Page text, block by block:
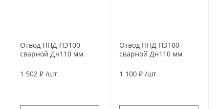
Отвод ПНД ПЭ100
сварной Дн110 мм
1 502 ₽ /шт
Отвод ПНД ПЭ100
сварной Дн110 мм
1 100 ₽ /шт